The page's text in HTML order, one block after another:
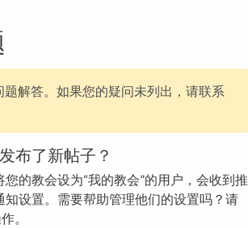
解答。如果您的疑问未列出，请联系
布了新帖子？
的教会设为“我的教会”的用户，会收到推
设置。需要帮助管理他们的设置吗？请
。